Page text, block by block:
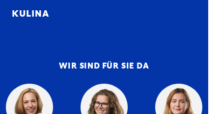
KULINA
WIR SIND FÜR SIE DA